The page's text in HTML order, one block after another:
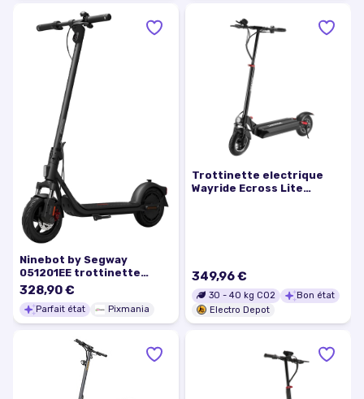
Ninebot by Segway
051201EE trottinette
électrique Rouge 20 km/h
10,2 Ah - Excellent état
328,90 €
Parfait état Pixmania
Trottinette electrique
Wayride Ecross Lite
349,96 €
30 - 40 kg CO2
Bon état
Electro Depot